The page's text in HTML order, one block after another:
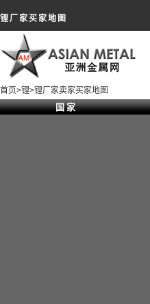
锂厂家买家地图
首页>锂>锂厂家卖家买家地图
国 家